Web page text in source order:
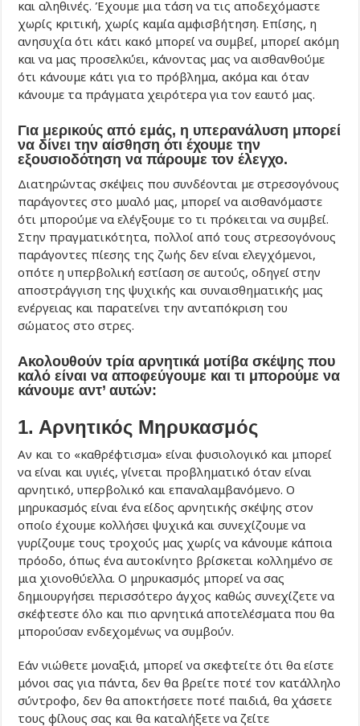
και αληθινές. Έχουμε μια τάση να τις αποδεχόμαστε
χωρίς κριτική, χωρίς καμία αμφισβήτηση. Επίσης, η
ανησυχία ότι κάτι κακό μπορεί να συμβεί, μπορεί ακόμη
και να μας προσελκύει, κάνοντας μας να αισθανθούμε
ότι κάνουμε κάτι για το πρόβλημα, ακόμα και όταν
κάνουμε τα πράγματα χειρότερα για τον εαυτό μας.
Για μερικούς από εμάς, η υπερανάλυση μπορεί
να δίνει την αίσθηση ότι έχουμε την
εξουσιοδότηση να πάρουμε τον έλεγχο.
Διατηρώντας σκέψεις που συνδέονται με στρεσογόνους
παράγοντες στο μυαλό μας, μπορεί να αισθανόμαστε
ότι μπορούμε να ελέγξουμε το τι πρόκειται να συμβεί.
Στην πραγματικότητα, πολλοί από τους στρεσογόνους
παράγοντες πίεσης της ζωής δεν είναι ελεγχόμενοι,
οπότε η υπερβολική εστίαση σε αυτούς, οδηγεί στην
αποστράγγιση της ψυχικής και συναισθηματικής μας
ενέργειας και παρατείνει την ανταπόκριση του
σώματος στο στρες.
Ακολουθούν τρία αρνητικά μοτίβα σκέψης που
καλό είναι να αποφεύγουμε και τι μπορούμε να
κάνουμε αντ’ αυτών:
1. Αρνητικός Μηρυκασμός
Αν και το «καθρέφτισμα» είναι φυσιολογικό και μπορεί
να είναι και υγιές, γίνεται προβληματικό όταν είναι
αρνητικό, υπερβολικό και επαναλαμβανόμενο. Ο
μηρυκασμός είναι ένα είδος αρνητικής σκέψης στον
οποίο έχουμε κολλήσει ψυχικά και συνεχίζουμε να
γυρίζουμε τους τροχούς μας χωρίς να κάνουμε κάποια
πρόοδο, όπως ένα αυτοκίνητο βρίσκεται κολλημένο σε
μια χιονοθύελλα. Ο μηρυκασμός μπορεί να σας
δημιουργήσει περισσότερο άγχος καθώς συνεχίζετε να
σκέφτεστε όλο και πιο αρνητικά αποτελέσματα που θα
μπορούσαν ενδεχομένως να συμβούν.
Εάν νιώθετε μοναξιά, μπορεί να σκεφτείτε ότι θα είστε
μόνοι σας για πάντα, δεν θα βρείτε ποτέ τον κατάλληλο
σύντροφο, δεν θα αποκτήσετε ποτέ παιδιά, θα χάσετε
τους φίλους σας και θα καταλήξετε να ζείτε